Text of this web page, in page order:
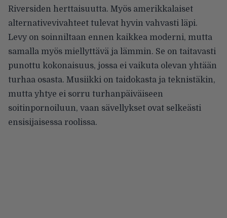
Riversiden herttaisuutta. Myös amerikkalaiset
alternativevivahteet tulevat hyvin vahvasti läpi.
Levy on soinniltaan ennen kaikkea moderni, mutta
samalla myös miellyttävä ja lämmin. Se on taitavasti
punottu kokonaisuus, jossa ei vaikuta olevan yhtään
turhaa osasta. Musiikki on taidokasta ja teknistäkin,
mutta yhtye ei sorru turhanpäiväiseen
soitinpornoiluun, vaan sävellykset ovat selkeästi
ensisijaisessa roolissa.